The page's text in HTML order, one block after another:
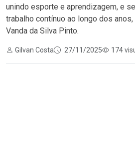
unindo esporte e aprendizagem, e
trabalho contínuo ao longo dos
Vanda da Silva Pinto.
Gilvan Costa 27/11/2025 174